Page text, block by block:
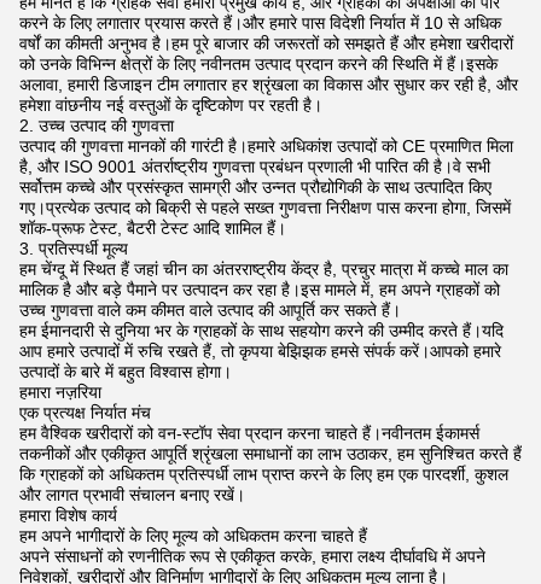
करने के लिए लगातार प्रयास करते हैं।और हमारे पास विदेशी निर्यात में 10 से अधिक
वर्षों का कीमती अनुभव है।हम पूरे बाजार की जरूरतों को समझते हैं और हमेशा खरीदारों
को उनके विभिन्न क्षेत्रों के लिए नवीनतम उत्पाद प्रदान करने की स्थिति में हैं।इसके
अलावा, हमारी डिजाइन टीम लगातार हर श्रृंखला का विकास और सुधार कर रही है, और
हमेशा वांछनीय नई वस्तुओं के दृष्टिकोण पर रहती है।
2. उच्च उत्पाद की गुणवत्ता
उत्पाद की गुणवत्ता मानकों की गारंटी है।हमारे अधिकांश उत्पादों को CE प्रमाणित मिला
है, और ISO 9001 अंतर्राष्ट्रीय गुणवत्ता प्रबंधन प्रणाली भी पारित की है।वे सभी
सर्वोत्तम कच्चे और प्रसंस्कृत सामग्री और उन्नत प्रौद्योगिकी के साथ उत्पादित किए
गए।प्रत्येक उत्पाद को बिक्री से पहले सख्त गुणवत्ता निरीक्षण पास करना होगा, जिसमें
शॉक-प्रूफ टेस्ट, बैटरी टेस्ट आदि शामिल हैं।
3. प्रतिस्पर्धी मूल्य
हम चेंग्दू में स्थित हैं जहां चीन का अंतरराष्ट्रीय केंद्र है, प्रचुर मात्रा में कच्चे माल का
मालिक है और बड़े पैमाने पर उत्पादन कर रहा है।इस मामले में, हम अपने ग्राहकों को
उच्च गुणवत्ता वाले कम कीमत वाले उत्पाद की आपूर्ति कर सकते हैं।
हम ईमानदारी से दुनिया भर के ग्राहकों के साथ सहयोग करने की उम्मीद करते हैं।यदि
आप हमारे उत्पादों में रुचि रखते हैं, तो कृपया बेझिझक हमसे संपर्क करें।आपको हमारे
उत्पादों के बारे में बहुत विश्वास होगा।
हमारा नज़रिया
एक प्रत्यक्ष निर्यात मंच
हम वैश्विक खरीदारों को वन-स्टॉप सेवा प्रदान करना चाहते हैं।नवीनतम ईकामर्स
तकनीकों और एकीकृत आपूर्ति श्रृंखला समाधानों का लाभ उठाकर, हम सुनिश्चित करते हैं
कि ग्राहकों को अधिकतम प्रतिस्पर्धी लाभ प्राप्त करने के लिए हम एक पारदर्शी, कुशल
और लागत प्रभावी संचालन बनाए रखें।
हमारा विशेष कार्य
हम अपने भागीदारों के लिए मूल्य को अधिकतम करना चाहते हैं
अपने संसाधनों को रणनीतिक रूप से एकीकृत करके, हमारा लक्ष्य दीर्घावधि में अपने
निवेशकों, खरीदारों और विनिर्माण भागीदारों के लिए अधिकतम मूल्य लाना है।